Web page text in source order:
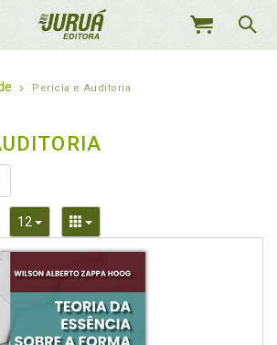
MEU
Perícia e Auditoria
Dropdown
12 Toggle DropdownToggle Dropdown